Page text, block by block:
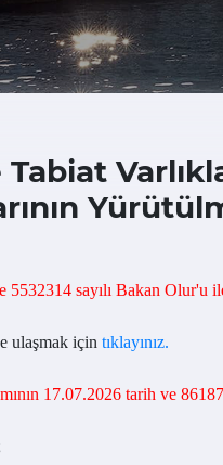
sayılı Bakan Olur'u
için tıklayınız.
17.07.2026 tarih ve